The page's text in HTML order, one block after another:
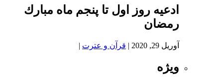
ادعيه روز اول تا پنجم ماه مبارك
رمضان
آوریل 29, 2020 | قرآن و عترت |
ویژه